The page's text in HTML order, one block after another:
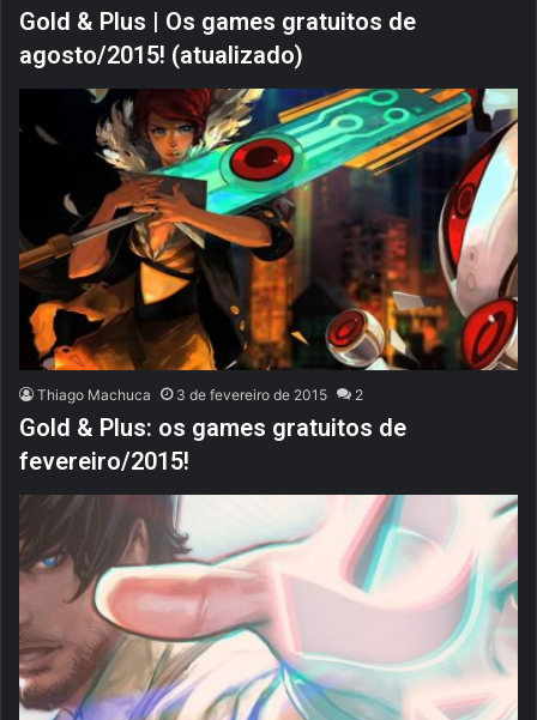
Gold & Plus | Os games gratuitos de
agosto/2015! (atualizado)
Thiago Machuca 3 de fevereiro de 2015 2
Gold & Plus: os games gratuitos de
fevereiro/2015!